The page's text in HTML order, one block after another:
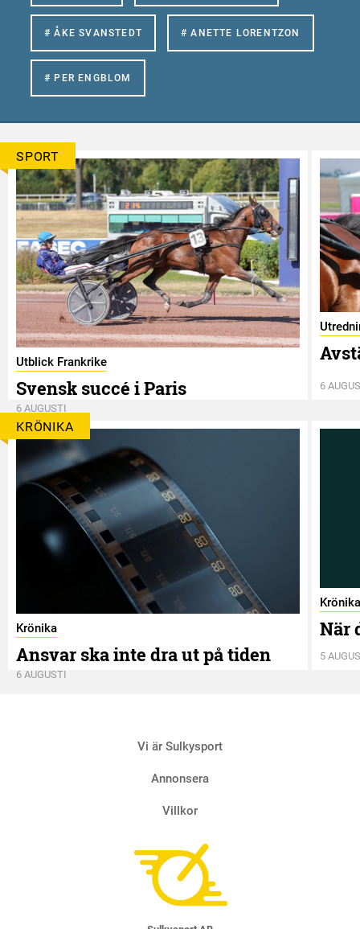
# ÅKE SVANSTEDT # ANETTE LORENTZON
# PER ENGBLOM
SPORT
Utblick Frankrike
Svensk succé i Paris
6 AUGUSTI
6
KRÖNIKA
Krönika
Ansvar ska inte dra ut på tiden
6 AUGUSTI
Krönika
När
5
Vi är Sulkysport
Annonsera
Villkor